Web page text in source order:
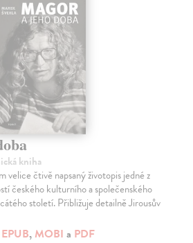
kniha
velice čtivě napsaný životopis jedné z
českého kulturního a společenského
století. Přibližuje detailně Jirousův
EPUB, MOBI a PDF